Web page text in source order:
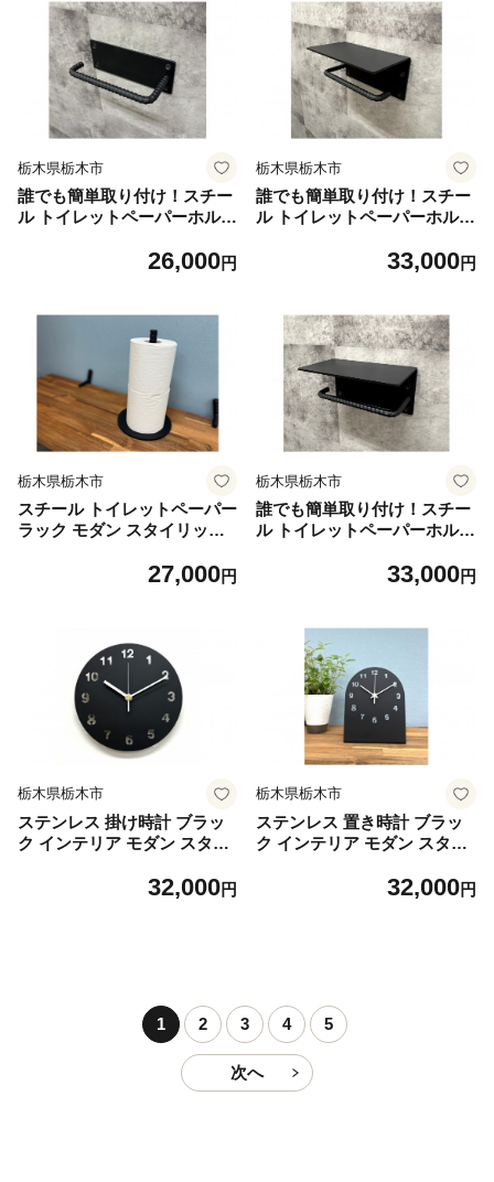
ぎ 蒲焼き うな重 ひつまぶし
栃木県 栃木市
栃木県栃木市
誰でも簡単取り付け！スチー
ル トイレットペーパーホルダ
【雑貨 日用品 人気 おすすめ
26,000円
栃木県栃木市
誰でも簡単取り付け！スチー
ル トイレットペーパーホルダ
【雑貨 日用品 人気 おすすめ
33,000円
栃木県栃木市
スチール トイレットペーパー
ラック モダン スタイリッシ
27,000円
栃木県栃木市
誰でも簡単取り付け！スチー
ル トイレットペーパーホルダ
【雑貨 日用品 人気 おすすめ
33,000円
栃木県栃木市
ステンレス 掛け時計 ブラッ
ク インテリア モダン スタイ
32,000円
栃木県栃木市
ステンレス 置き時計 ブラッ
ク インテリア モダン スタイ
32,000円
1 2 3 4 5
次へ